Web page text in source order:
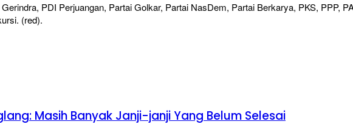
PDI Perjuangan, Partai Golkar, Partai NasDem, Partai Berkarya, PKS, PPP,
(red).
Masih Banyak Janji-janji Yang Belum Selesai